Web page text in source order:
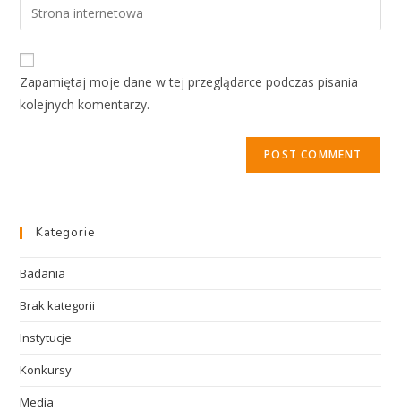
Zapamiętaj moje dane w tej przeglądarce podczas pisania
kolejnych komentarzy.
Kategorie
Badania
Brak kategorii
Instytucje
Konkursy
Media